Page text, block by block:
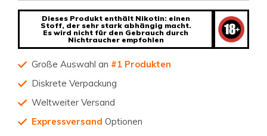
Dieses Produkt enthält Nikotin: einen
Stoff, der sehr stark abhängig macht.
Es wird nicht für den Gebrauch durch
Nichtraucher empfohlen
Große Auswahl an #1 Produkten
Diskrete Verpackung
Weltweiter Versand
Expressversand Optionen